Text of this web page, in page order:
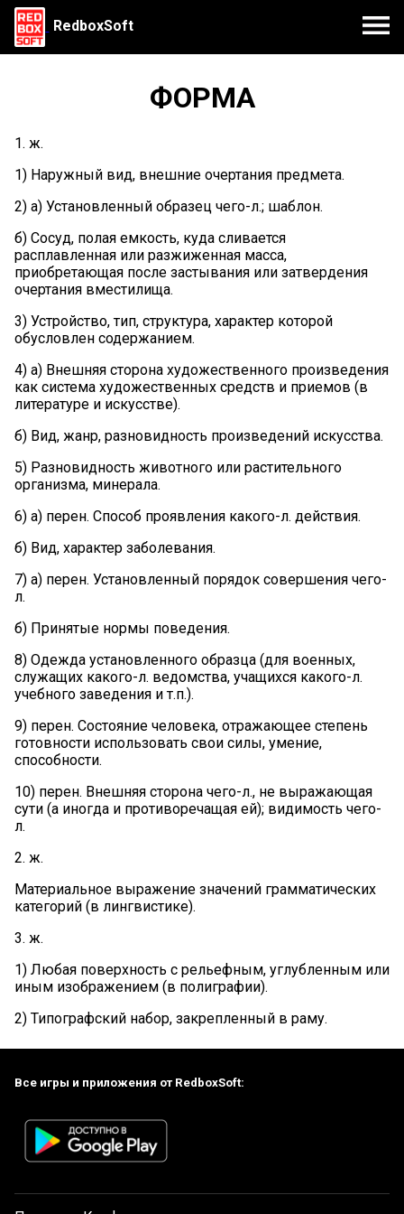
RedboxSoft
ФОРМА
1. ж.
1) Наружный вид, внешние очертания предмета.
2) а) Установленный образец чего-л.; шаблон.
б) Сосуд, полая емкость, куда сливается
расплавленная или разжиженная масса,
приобретающая после застывания или затвердения
очертания вместилища.
3) Устройство, тип, структура, характер которой
обусловлен содержанием.
4) а) Внешняя сторона художественного произведения
как система художественных средств и приемов (в
литературе и искусстве).
б) Вид, жанр, разновидность произведений искусства.
5) Разновидность животного или растительного
организма, минерала.
6) а) перен. Способ проявления какого-л. действия.
б) Вид, характер заболевания.
7) а) перен. Установленный порядок совершения чего-
л.
б) Принятые нормы поведения.
8) Одежда установленного образца (для военных,
служащих какого-л. ведомства, учащихся какого-л.
учебного заведения и т.п.).
9) перен. Состояние человека, отражающее степень
готовности использовать свои силы, умение,
способности.
10) перен. Внешняя сторона чего-л., не выражающая
сути (а иногда и противоречащая ей); видимость чего-
л.
2. ж.
Материальное выражение значений грамматических
категорий (в лингвистике).
3. ж.
1) Любая поверхность с рельефным, углубленным или
иным изображением (в полиграфии).
2) Типографский набор, закрепленный в раму.
Все игры и приложения от RedboxSoft: